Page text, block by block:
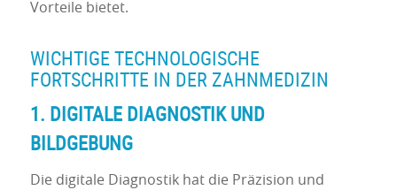
Vorteile bietet.
WICHTIGE TECHNOLOGISCHE
FORTSCHRITTE IN DER ZAHNMEDIZIN
1. DIGITALE DIAGNOSTIK UND
BILDGEBUNG
Die digitale Diagnostik hat die Präzision und